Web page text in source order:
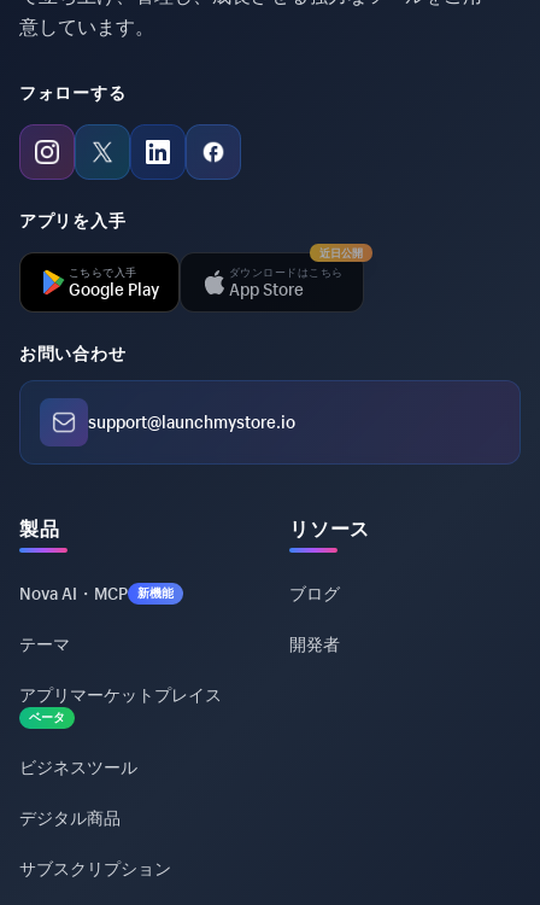
意しています。
フォローする
アプリを入手
こちらで入手
Google Play
ダウンロードはこちら
App Store
近日公開
お問い合わせ
support@launchmystore.io
製品
Nova AI・MCP 新機能
テーマ
アプリマーケットプレイス
ベータ
ビジネスツール
デジタル商品
サブスクリプション
リソース
ブログ
開発者